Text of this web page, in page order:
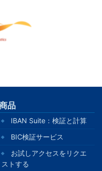
品
IBAN Suite：検証と計算
BIC検証サービス
お試しアクセスをリクエ
ストする